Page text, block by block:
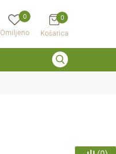
Omiljeno
0
Košarica
0